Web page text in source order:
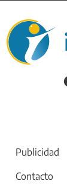
Publicidad
Contacto